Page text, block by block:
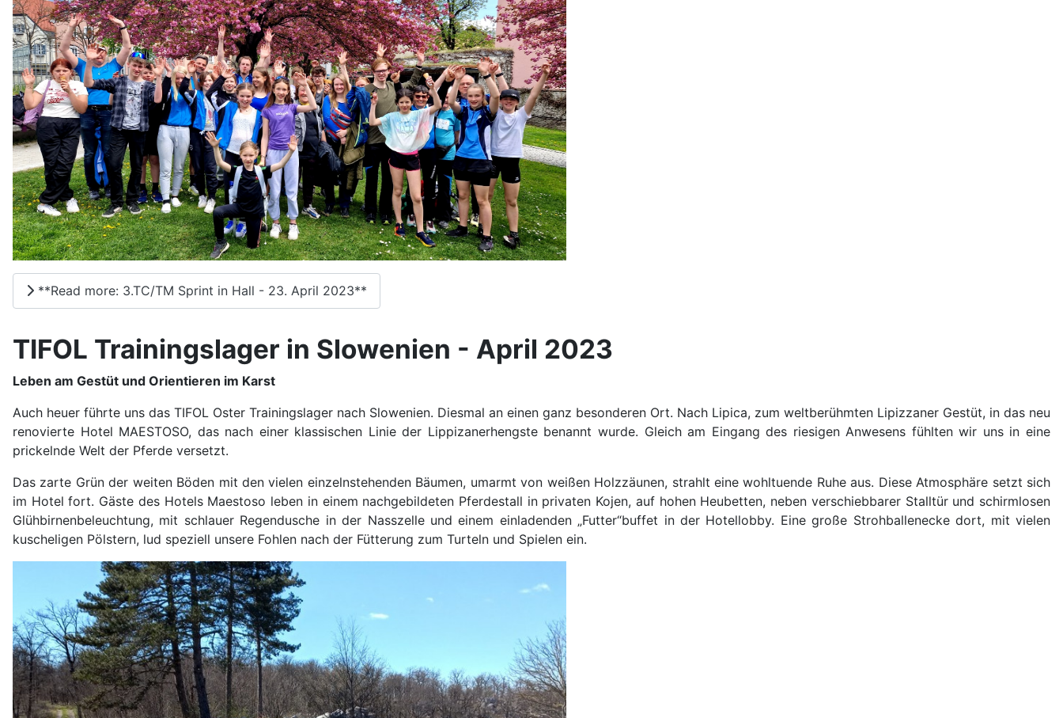
**Read more: 3.TC/TM Sprint in Hall - 23. April 2023**
TIFOL Trainingslager in Slowenien - April 2023
Leben am Gestüt und Orientieren im Karst
Auch heuer führte uns das TIFOL Oster Trainingslager nach Slowenien. Diesmal an einen ganz besonderen Ort. Nach Lipica, zum weltberühmten Lipizzaner Gestüt, in das neu
renovierte Hotel MAESTOSO, das nach einer klassischen Linie der Lippizanerhengste benannt wurde. Gleich am Eingang des riesigen Anwesens fühlten wir uns in eine
prickelnde Welt der Pferde versetzt.
Das zarte Grün der weiten Böden mit den vielen einzelnstehenden Bäumen, umarmt von weißen Holzzäunen, strahlt eine wohltuende Ruhe aus. Diese Atmosphäre setzt sich
im Hotel fort. Gäste des Hotels Maestoso leben in einem nachgebildeten Pferdestall in privaten Kojen, auf hohen Heubetten, neben verschiebbarer Stalltür und schirmlosen
Glühbirnenbeleuchtung, mit schlauer Regendusche in der Nasszelle und einem einladenden „Futter“buffet in der Hotellobby. Eine große Strohballenecke dort, mit vielen
kuscheligen Pölstern, lud speziell unsere Fohlen nach der Fütterung zum Turteln und Spielen ein.